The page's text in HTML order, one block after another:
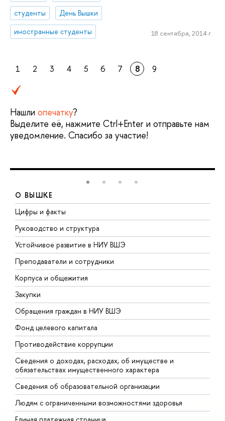
студенты
День Вышки
иностранные студенты
18 сентября, 2014 г.
1 2 3 4 5 6 7 8 9
Нашли опечатку?
Выделите её, нажмите Ctrl+Enter и отправьте нам
уведомление. Спасибо за участие!
О ВЫШКЕ
Цифры и факты
Руководство и структура
Устойчивое развитие в НИУ ВШЭ
Преподаватели и сотрудники
Корпуса и общежития
Закупки
Обращения граждан в НИУ ВШЭ
Фонд целевого капитала
Противодействие коррупции
Сведения о доходах, расходах, об имуществе и
обязательствах имущественного характера
Сведения об образовательной организации
Людям с ограниченными возможностями здоровья